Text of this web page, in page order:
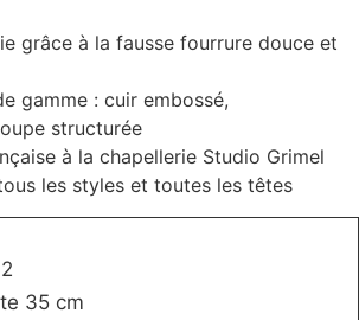
grâce à la fausse fourrure douce et
gamme : cuir embossé,
structurée
à la chapellerie Studio Grimel
les styles et toutes les têtes
35 cm